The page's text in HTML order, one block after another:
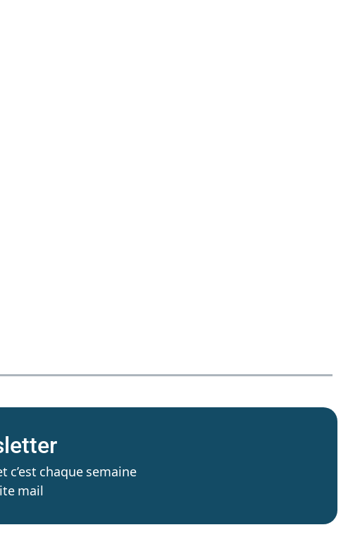
c’est chaque semaine
mail